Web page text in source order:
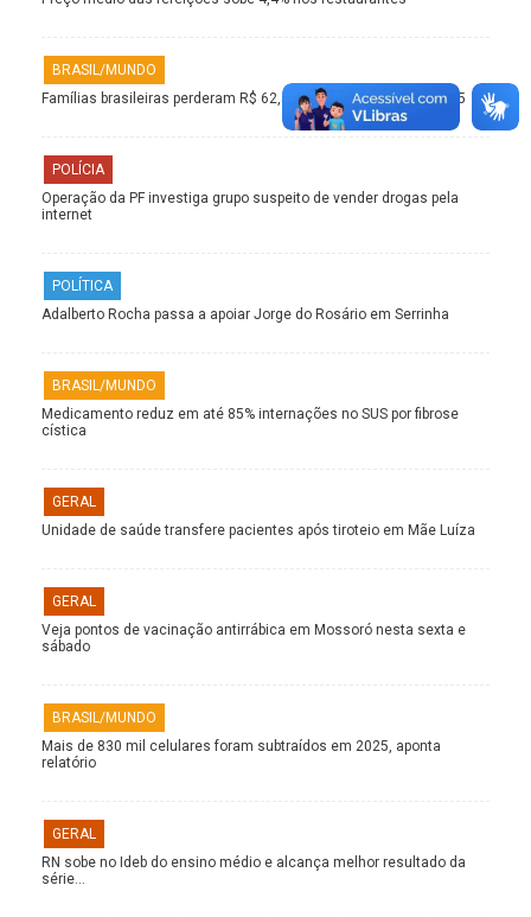
BRASIL/MUNDO
Famílias brasileiras perderam R$ 62,5 bilhões para bets em 2025
POLÍCIA
Operação da PF investiga grupo suspeito de vender drogas pela
internet
POLÍTICA
Adalberto Rocha passa a apoiar Jorge do Rosário em Serrinha
BRASIL/MUNDO
Medicamento reduz em até 85% internações no SUS por fibrose
cística
GERAL
Unidade de saúde transfere pacientes após tiroteio em Mãe Luíza
GERAL
Veja pontos de vacinação antirrábica em Mossoró nesta sexta e
sábado
BRASIL/MUNDO
Mais de 830 mil celulares foram subtraídos em 2025, aponta
relatório
GERAL
RN sobe no Ideb do ensino médio e alcança melhor resultado da
série…